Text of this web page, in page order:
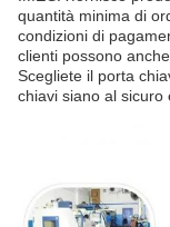
quantità minima di
condizioni di
clienti possono
Scegliete il porta
chiavi siano al sicuro